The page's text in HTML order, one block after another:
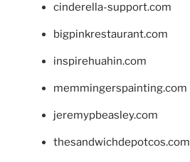
cinderella-support.com
bigpinkrestaurant.com
inspirehuahin.com
memmingerspainting.com
jeremypbeasley.com
thesandwichdepotcos.com